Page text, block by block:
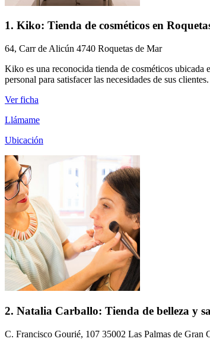
1. Kiko: Tienda de cosméticos en
64, Carr de Alicún 4740 Roquetas de Mar
Kiko es una reconocida tienda de cosméticos ubicada
personal para satisfacer las necesidades de sus
Ver ficha
Llámame
Ubicación
2. Natalia Carballo: Tienda de belleza y
C. Francisco Gourié, 107 35002 Las Palmas de Gran